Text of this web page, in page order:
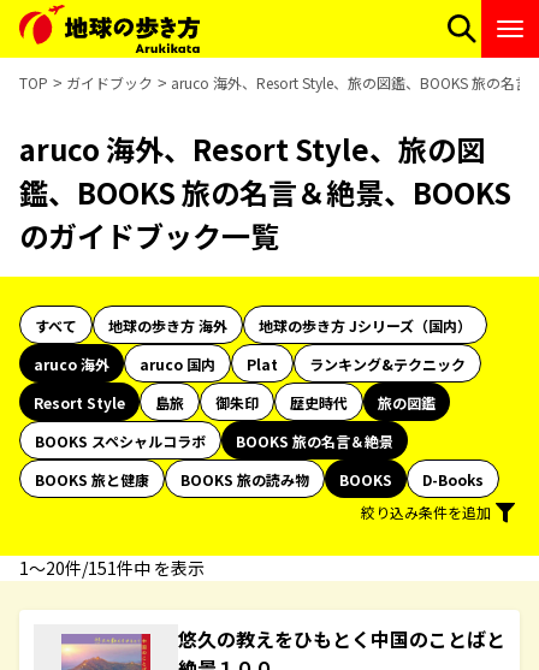
TOP ガイドブック aruco 海外、Resort Style、旅の図鑑、BOOKS 旅の名言
aruco 海外、Resort Style、旅の図
鑑、BOOKS 旅の名言＆絶景、BOOKS
のガイドブック一覧
すべて 地球の歩き方 海外
地球の歩き方 Jシリーズ（国内）
aruco 海外
aruco 国内 Plat
ランキング&テクニック
Resort Style
島旅 御朱印 歴史時代
旅の図鑑
BOOKS スペシャルコラボ
BOOKS 旅の名言＆絶景
BOOKS 旅と健康
BOOKS 旅の読み物 BOOKS
D-Books
絞り込み条件を追加
1〜20件/151件中 を表示
悠久の教えをひもとく中国のことばと